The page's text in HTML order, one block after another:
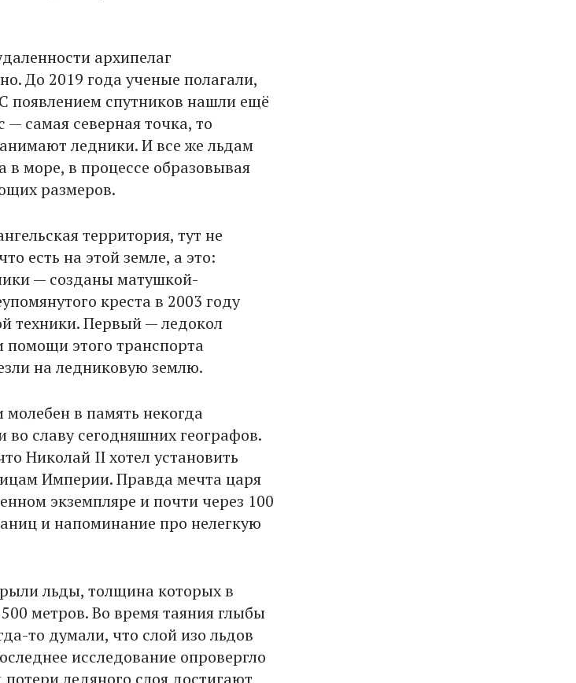
архипелаг
До 2019 года ученые полагали,
появлением спутников нашли ещё
самая северная точка, то
ледники. И все же льдам
в море, в процессе образовывая
размеров.
территория, тут не
есть на этой земле, а это:
— созданы матушкой-
креста в 2003 году
техники. Первый — ледокол
помощи этого транспорта
на ледниковую землю.
молебен в память некогда
славу сегодняшних географов.
Николай II хотел установить
Империи. Правда мечта царя
экземпляре и почти через 100
и напоминание про нелегкую
льды, толщина которых в
метров. Во время таяния глыбы
то думали, что слой изо льдов
исследование опровергло